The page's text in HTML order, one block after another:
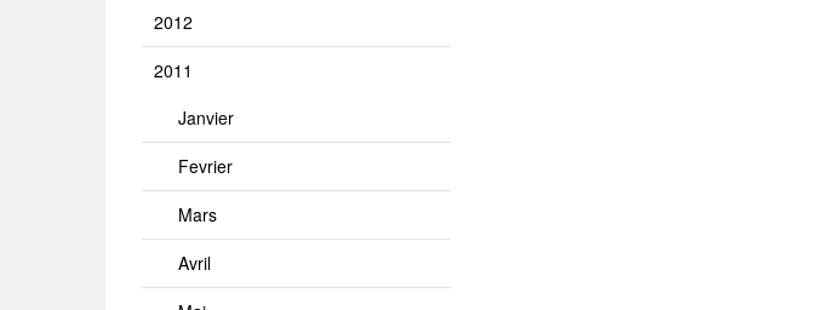
2012
2011
Janvier
Fevrier
Mars
Avril